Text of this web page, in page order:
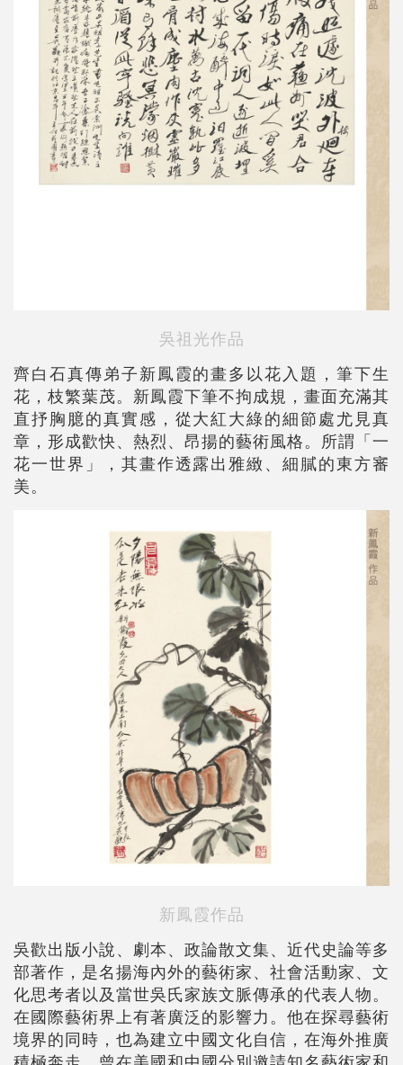
吳祖光作品
齊白石真傳弟子新鳳霞的畫多以花入題，筆下生
花，枝繁葉茂。新鳳霞下筆不拘成規，畫面充滿其
直抒胸臆的真實感，從大紅大綠的細節處尤見真
章，形成歡快、熱烈、昂揚的藝術風格。所謂「一
花一世界」，其畫作透露出雅緻、細膩的東方審
美。
新鳳霞作品
吳歡出版小說、劇本、政論散文集、近代史論等多
部著作，是名揚海內外的藝術家、社會活動家、文
化思考者以及當世吳氏家族文脈傳承的代表人物。
在國際藝術界上有著廣泛的影響力。他在探尋藝術
境界的同時，也為建立中國文化自信，在海外推廣